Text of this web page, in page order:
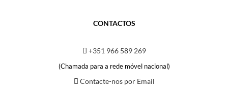
CONTACTOS
+351 966 589 269
(Chamada para a rede móvel nacional)
Contacte-nos por Email